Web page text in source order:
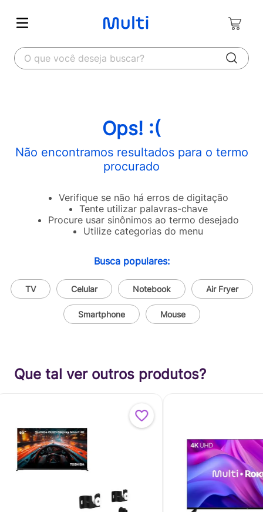
O que você deseja buscar?
Ops! :(
Não encontramos resultados para o termo
procurado
Verifique se não há erros de digitação
Tente utilizar palavras-chave
Procure usar sinônimos ao termo desejado
Utilize categorias do menu
Busca populares:
TV Celular Notebook Air Fryer
Smartphone Mouse
Que tal ver outros produtos?